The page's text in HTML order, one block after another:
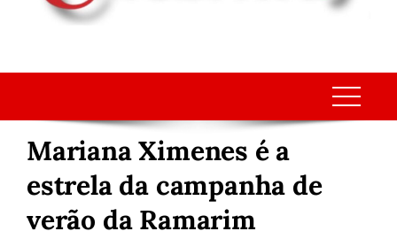
Mariana Ximenes é a
estrela da campanha de
verão da Ramarim